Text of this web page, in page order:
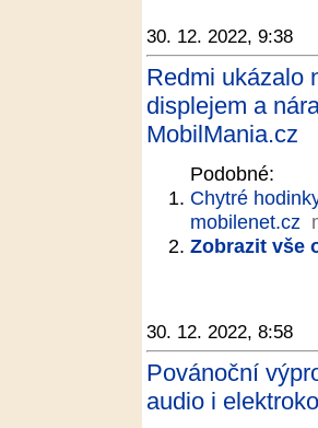
30. 12. 2022, 9:38
Redmi ukázalo
displejem a
MobilMania.cz
Podobné:
Chytré
mobilenet.cz
Zobrazit vše
30. 12. 2022, 8:58
Povánoční
audio i